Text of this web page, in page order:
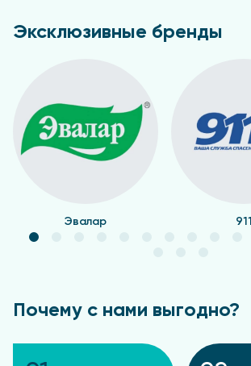
Эксклюзивные бренды
Эвалар 911
Почему с нами выгодно?